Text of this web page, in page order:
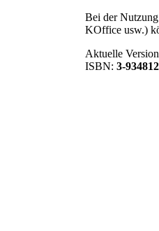
Bei der
KOffice usw.)
Aktuelle
ISBN: 3-